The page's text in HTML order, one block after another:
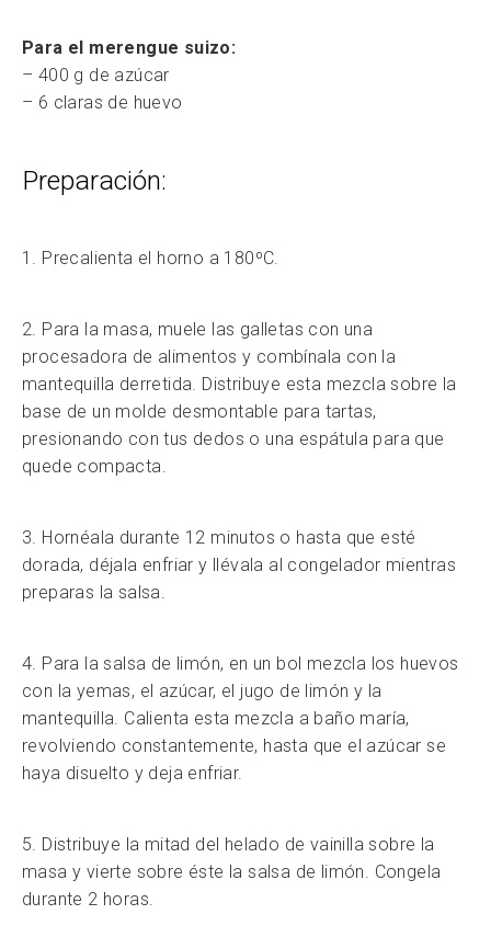
Para el merengue suizo:
– 400 g de azúcar
– 6 claras de huevo
Preparación:
1. Precalienta el horno a 180ºC.
2. Para la masa, muele las galletas con una
procesadora de alimentos y combínala con la
mantequilla derretida. Distribuye esta mezcla sobre la
base de un molde desmontable para tartas,
presionando con tus dedos o una espátula para que
quede compacta.
3. Hornéala durante 12 minutos o hasta que esté
dorada, déjala enfriar y llévala al congelador mientras
preparas la salsa.
4. Para la salsa de limón, en un bol mezcla los huevos
con la yemas, el azúcar, el jugo de limón y la
mantequilla. Calienta esta mezcla a baño maría,
revolviendo constantemente, hasta que el azúcar se
haya disuelto y deja enfriar.
5. Distribuye la mitad del helado de vainilla sobre la
masa y vierte sobre éste la salsa de limón. Congela
durante 2 horas.